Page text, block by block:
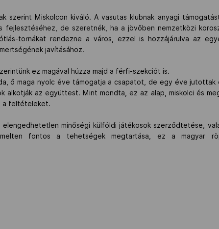
szerint Miskolcon kiváló. A vasutas klubnak anyagi
de szeretnék, ha a jövőben nemzetközi
tornákat rendezne a város, ezzel is hozzájárulva az
javításához.
ez magával húzza majd a férfi-szekciót is.
ő maga nyolc éve támogatja a csapatot, de egy éve jutottak
alkotják az együttest. Mint mondta, ez az alap, miskolci és
a feltételeket.
minőségi külföldi játékosok szerződtetése,
fontos a tehetségek megtartása, ez a magyar